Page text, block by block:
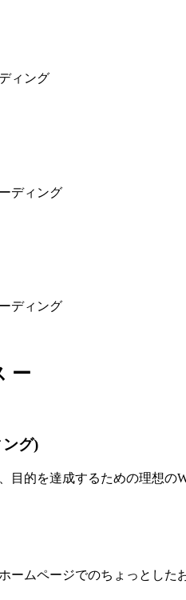
ィング
ディング
ディング
ー
グ)
目的を達成するための理想の
ームページでのちょっとした